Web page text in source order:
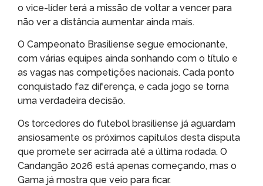
o vice-líder terá a missão de voltar a vencer para
não ver a distância aumentar ainda mais.
O Campeonato Brasiliense segue emocionante,
com várias equipes ainda sonhando com o título e
as vagas nas competições nacionais. Cada ponto
conquistado faz diferença, e cada jogo se torna
uma verdadeira decisão.
Os torcedores do futebol brasiliense já aguardam
ansiosamente os próximos capítulos desta disputa
que promete ser acirrada até a última rodada. O
Candangão 2026 está apenas começando, mas o
Gama já mostra que veio para ficar.